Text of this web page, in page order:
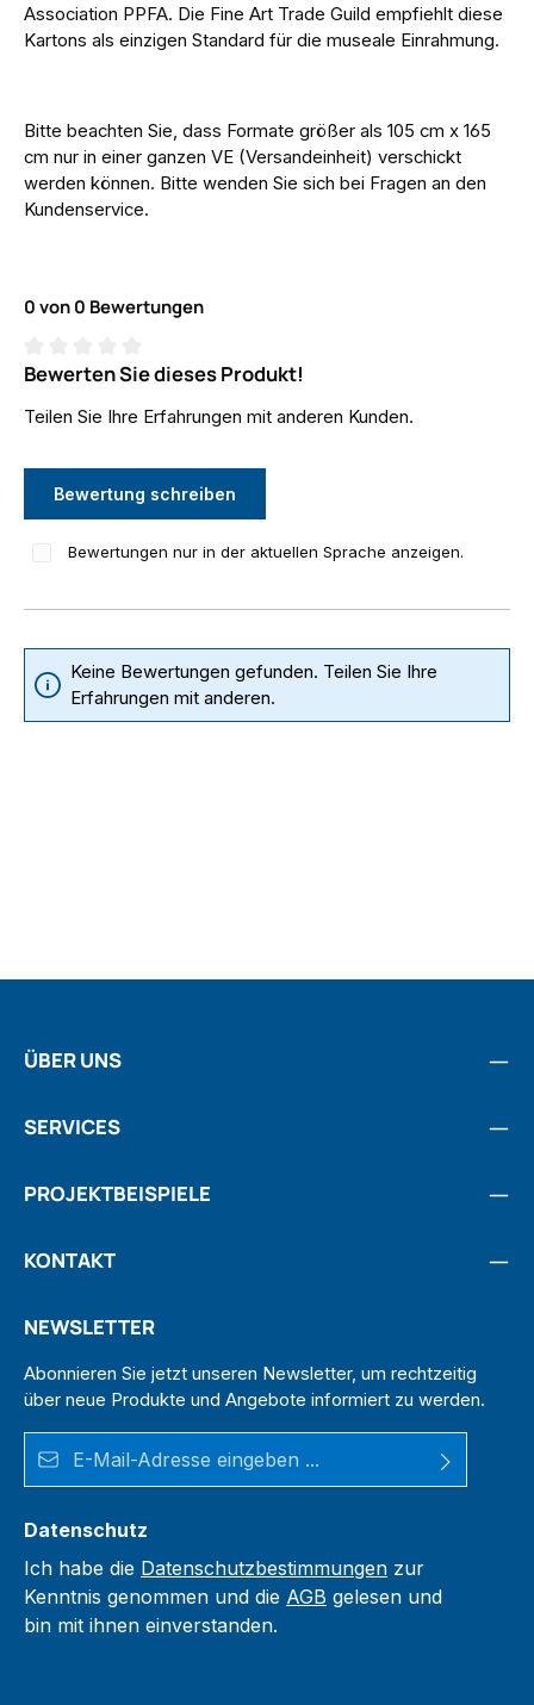
Association PPFA. Die Fine Art Trade Guild empfiehlt diese
Kartons als einzigen Standard für die museale Einrahmung.
Bitte beachten Sie, dass Formate größer als 105 cm x 165
cm nur in einer ganzen VE (Versandeinheit) verschickt
werden können. Bitte wenden Sie sich bei Fragen an den
Kundenservice.
0 von 0 Bewertungen
Durchschnittliche Bewertung von 0 von 5 Sternen
Bewerten Sie dieses Produkt!
Teilen Sie Ihre Erfahrungen mit anderen Kunden.
Bewertung schreiben
Bewertungen nur in der aktuellen Sprache anzeigen.
Keine Bewertungen gefunden. Teilen Sie Ihre
Erfahrungen mit anderen.
ÜBER UNS
SERVICES
PROJEKTBEISPIELE
KONTAKT
NEWSLETTER
Abonnieren Sie jetzt unseren Newsletter, um rechtzeitig
über neue Produkte und Angebote informiert zu werden.
Datenschutz
Ich habe die Datenschutzbestimmungen zur
Kenntnis genommen und die AGB gelesen und
bin mit ihnen einverstanden.